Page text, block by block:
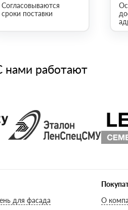
Согласовываются
сроки поставки
нами работают
для фасада
О